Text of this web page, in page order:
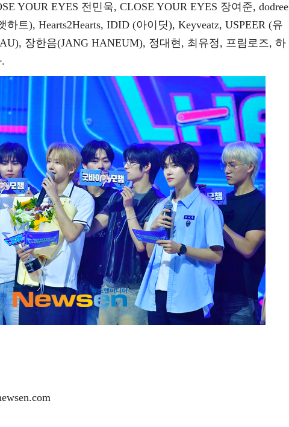
YOUR EYES 전민욱, CLOSE YOUR EYES 장여준, dodree
트), Hearts2Hearts, IDID (아이딧), Keyveatz, USPEER (유
장한음(JANG HANEUM), 정대현, 최유정, 프림로즈, 하